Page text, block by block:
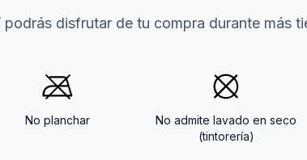
podrás disfrutar de tu compra durante más
No planchar
No admite lavado en seco
(tintorería)